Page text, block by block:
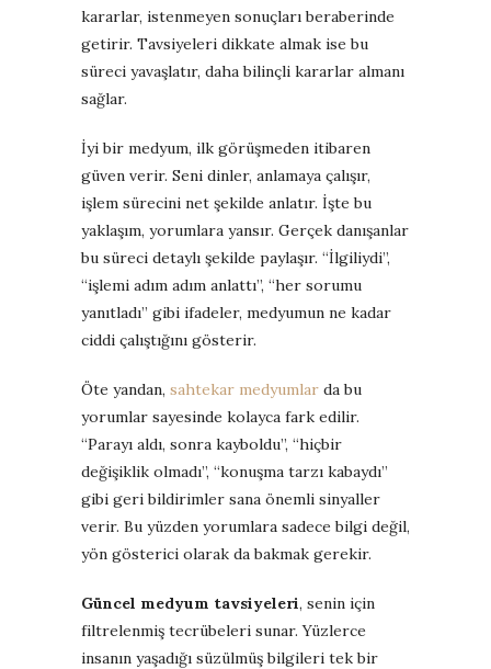
kararlar, istenmeyen sonuçları beraberinde
getirir. Tavsiyeleri dikkate almak ise bu
süreci yavaşlatır, daha bilinçli kararlar almanı
sağlar.
İyi bir medyum, ilk görüşmeden itibaren
güven verir. Seni dinler, anlamaya çalışır,
işlem sürecini net şekilde anlatır. İşte bu
yaklaşım, yorumlara yansır. Gerçek danışanlar
bu süreci detaylı şekilde paylaşır. “İlgiliydi”,
“işlemi adım adım anlattı”, “her sorumu
yanıtladı” gibi ifadeler, medyumun ne kadar
ciddi çalıştığını gösterir.
Öte yandan, sahtekar medyumlar da bu
yorumlar sayesinde kolayca fark edilir.
“Parayı aldı, sonra kayboldu”, “hiçbir
değişiklik olmadı”, “konuşma tarzı kabaydı”
gibi geri bildirimler sana önemli sinyaller
verir. Bu yüzden yorumlara sadece bilgi değil,
yön gösterici olarak da bakmak gerekir.
Güncel medyum tavsiyeleri, senin için
filtrelenmiş tecrübeleri sunar. Yüzlerce
insanın yaşadığı süzülmüş bilgileri tek bir